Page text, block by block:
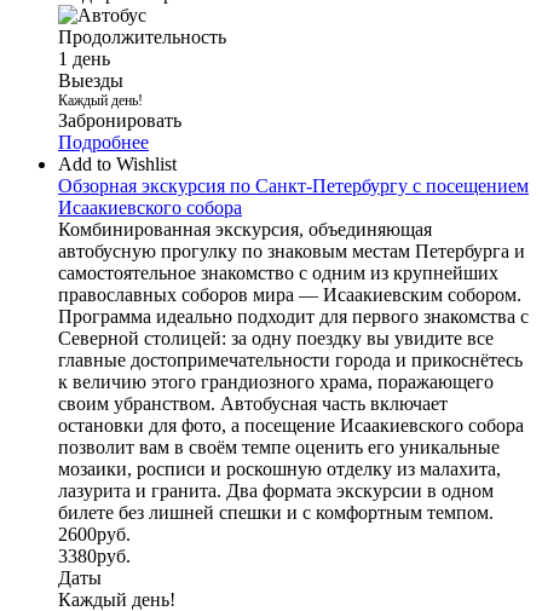
Продолжительность
1 день
Выезды
Каждый день!
Забронировать
Подробнее
Add to Wishlist
Обзорная экскурсия по Санкт-Петербургу с посещением
Исаакиевского собора
Комбинированная экскурсия, объединяющая
автобусную прогулку по знаковым местам Петербурга и
самостоятельное знакомство с одним из крупнейших
православных соборов мира — Исаакиевским собором.
Программа идеально подходит для первого знакомства с
Северной столицей: за одну поездку вы увидите все
главные достопримечательности города и прикоснётесь
к величию этого грандиозного храма, поражающего
своим убранством. Автобусная часть включает
остановки для фото, а посещение Исаакиевского собора
позволит вам в своём темпе оценить его уникальные
мозаики, росписи и роскошную отделку из малахита,
лазурита и гранита. Два формата экскурсии в одном
билете без лишней спешки и с комфортным темпом.
2600руб.
3380руб.
Даты
Каждый день!